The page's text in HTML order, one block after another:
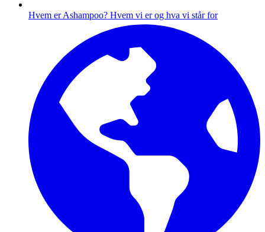
Hvem er Ashampoo? Hvem vi er og hva vi står for